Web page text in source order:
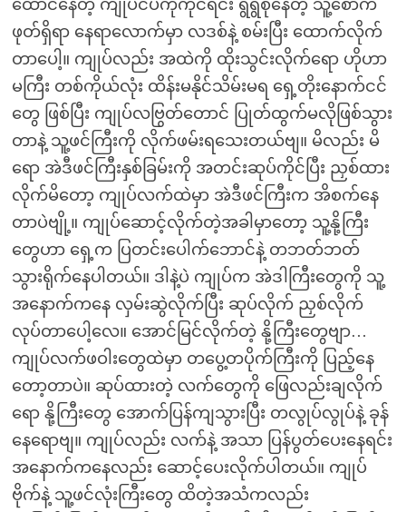
ထောင်နေတဲ့ ကျုပ်ငပဲကိုကိုင်ရင်း ရွဲရွဲစိုနေတဲ့ သူ့စောက်
ဖုတ်ရှိရာ နေရာလောက်မှာ လဒစ်နဲ့ စမ်းပြီး ထောက်လိုက်
တာပေါ့။ ကျုပ်လည်း အထဲကို ထိုးသွင်းလိုက်ရော ဟိုဟာ
မကြီး တစ်ကိုယ်လုံး ထိန်းမနိုင်သိမ်းမရ ရှေ့တိုးနောက်ငင်
တွေ ဖြစ်ပြီး ကျုပ်လဗြွတ်တောင် ပြုတ်ထွက်မလိုဖြစ်သွား
တာနဲ့ သူ့ဖင်ကြီးကို လိုက်ဖမ်းရသေးတယ်ဗျ။ မိလည်း မိ
ရော အဲဒီဖင်ကြီးနှစ်ခြမ်းကို အတင်းဆုပ်ကိုင်ပြီး ညှစ်ထား
လိုက်မိတော့ ကျုပ်လက်ထဲမှာ အဲဒီဖင်ကြီးက အိစက်နေ
တာပဲဗျို့။ ကျုပ်ဆောင့်လိုက်တဲ့အခါမှာတော့ သူ့နို့ကြီး
တွေဟာ ရှေ့က ပြတင်းပေါက်ဘောင်နဲ့ တဘတ်ဘတ်
သွားရိုက်နေပါတယ်။ ဒါနဲ့ပဲ ကျုပ်က အဲဒါကြီးတွေကို သူ့
အနောက်ကနေ လှမ်းဆွဲလိုက်ပြီး ဆုပ်လိုက် ညှစ်လိုက်
လုပ်တာပေါ့လေ။ အောင်မြင်လိုက်တဲ့ နို့ကြီးတွေဗျာ…
ကျုပ်လက်ဖဝါးတွေထဲမှာ တပွေ့တပိုက်ကြီးကို ပြည့်နေ
တော့တာပဲ။ ဆုပ်ထားတဲ့ လက်တွေကို ဖြေလည်းချလိုက်
ရော နို့ကြီးတွေ အောက်ပြန်ကျသွားပြီး တလွုပ်လွုပ်နဲ့ ခုန်
နေရောဗျ။ ကျုပ်လည်း လက်နဲ့ အသာ ပြန်ပွတ်ပေးနေရင်း
အနောက်ကနေလည်း ဆောင့်ပေးလိုက်ပါတယ်။ ကျုပ်
ဗိုက်နဲ့ သူ့ဖင်လုံးကြီးတွေ ထိတဲ့အသံကလည်း